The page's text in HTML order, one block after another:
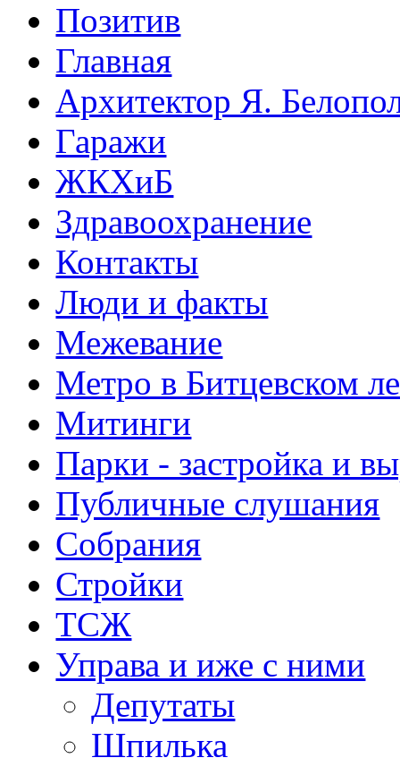
Позитив
Главная
Архитектор Я.
Гаражи
ЖКХиБ
Здравоохранение
Контакты
Люди и факты
Межевание
Метро в Битцевском
Митинги
Парки - застройка и
Публичные слушания
Собрания
Стройки
ТСЖ
Управа и иже с ними
Депутаты
Шпилька